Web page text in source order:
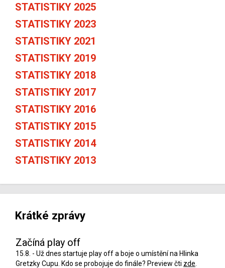
STATISTIKY 2025
STATISTIKY 2023
STATISTIKY 2021
STATISTIKY 2019
STATISTIKY 2018
STATISTIKY 2017
STATISTIKY 2016
STATISTIKY 2015
STATISTIKY 2014
STATISTIKY 2013
Krátké zprávy
Začíná play off
15.8. - Už dnes startuje play off a boje o umístění na Hlinka
Gretzky Cupu. Kdo se probojuje do finále? Preview čti zde